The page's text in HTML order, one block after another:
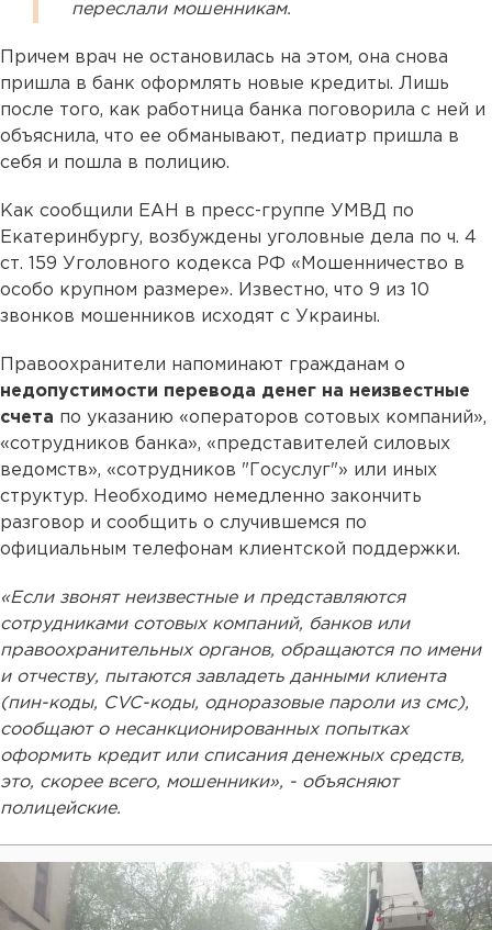
переслали мошенникам.
Причем врач не остановилась на этом, она снова
пришла в банк оформлять новые кредиты. Лишь
после того, как работница банка поговорила с ней и
объяснила, что ее обманывают, педиатр пришла в
себя и пошла в полицию.
Как сообщили ЕАН в пресс-группе УМВД по
Екатеринбургу, возбуждены уголовные дела по ч. 4
ст. 159 Уголовного кодекса РФ «Мошенничество в
особо крупном размере». Известно, что 9 из 10
звонков мошенников исходят с Украины.
Правоохранители напоминают гражданам о
недопустимости перевода денег на неизвестные
счета по указанию «операторов сотовых компаний»,
«сотрудников банка», «представителей силовых
ведомств», «сотрудников "Госуслуг"» или иных
структур. Необходимо немедленно закончить
разговор и сообщить о случившемся по
официальным телефонам клиентской поддержки.
«Если звонят неизвестные и представляются
сотрудниками сотовых компаний, банков или
правоохранительных органов, обращаются по имени
и отчеству, пытаются завладеть данными клиента
(пин-коды, CVC-коды, одноразовые пароли из смс),
сообщают о несанкционированных попытках
оформить кредит или списания денежных средств,
это, скорее всего, мошенники», - объясняют
полицейские.